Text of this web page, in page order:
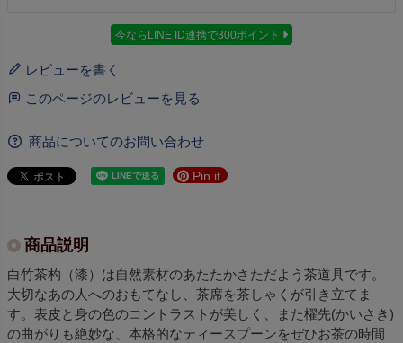
今ならLINE ID連携で300ポイント
レビューを書く
このページのレビューを見る
商品についてのお問い合わせ
Pin it
商品説明
白竹茶杓（漆）は自然素材のあたたかさただよう茶道具です。
大切なあの人へのおもてなし、茶席を茶しゃくが引き立てま
す。表皮と身の色のコントラストが美しく、また櫂先(かいさき)
の曲がりも絶妙な、本格的なティースプーンをぜひお茶の時間